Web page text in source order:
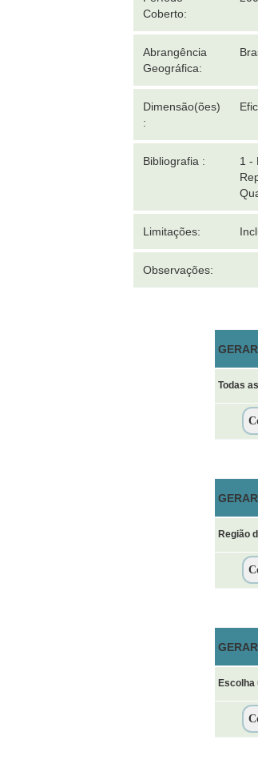
Coberto:
Abrangência
Geográfica:
Dimensão(ões)
:
Bibliografia :
1 -
Limitações:
Observações:
Todas
Região
Escolha